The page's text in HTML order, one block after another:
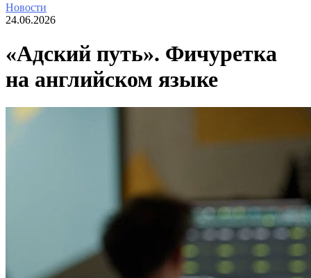
Новости
24.06.2026
«Адский путь». Фичуретка
на английском языке